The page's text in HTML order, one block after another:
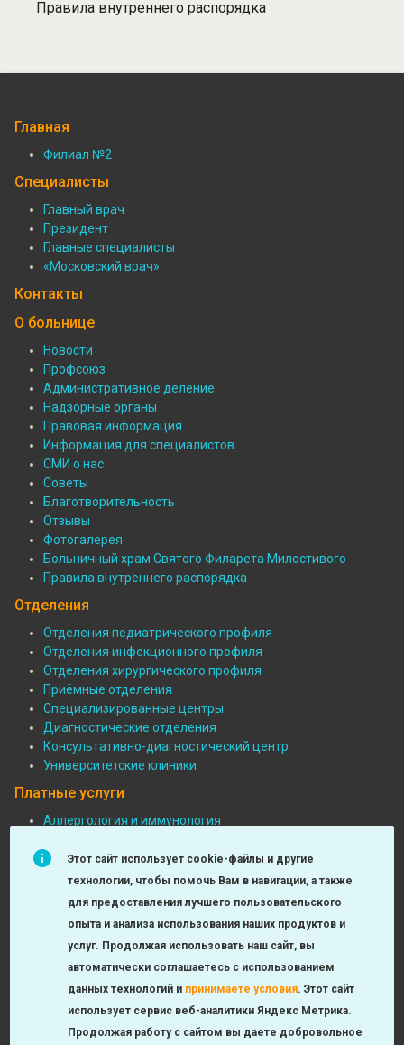
Правила внутреннего распорядка
Главная
Подвал:
Филиалы
Филиал №2
Специалисты
Подвал:
Специалисты
Главный врач
Президент
Главные специалисты
«Московский врач»
Контакты
О больнице
Подвал:
больнице
Новости
Профсоюз
Административное деление
Надзорные органы
Правовая информация
Информация для специалистов
СМИ о нас
Советы
Благотворительность
Отзывы
Фотогалерея
Больничный храм Святого Филарета Милостивого
Правила внутреннего распорядка
Отделения
Подвал:
Отделения
Отделения педиатрического профиля
Отделения инфекционного профиля
Отделения хирургического профиля
Приёмные отделения
Специализированные центры
Диагностические отделения
Консультативно-диагностический центр
Университетские клиники
Платные услуги
Подвал:
Платные
услуги
Аллергология и иммунология
Функциональная диагностика
Детская хирургия
Лаборатория
Оториноларингология
Check-up
Этот сайт использует cookie-файлы и другие
технологии, чтобы помочь Вам в навигации, а также
для предоставления лучшего пользовательского
опыта и анализа использования наших продуктов и
услуг. Продолжая использовать наш сайт, вы
автоматически соглашаетесь с использованием
данных технологий и принимаете условия. Этот сайт
использует сервис веб-аналитики Яндекс Метрика.
Продолжая работу с сайтом вы даете добровольное